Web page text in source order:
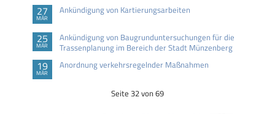
27
MÄR
Ankündigung von Kartierungsarbeiten
25
MÄR
Ankündigung von Baugrunduntersuchungen für die
Trassenplanung im Bereich der Stadt Münzenberg
19
MÄR
Anordnung verkehrsregelnder Maßnahmen
Seite 32 von 69